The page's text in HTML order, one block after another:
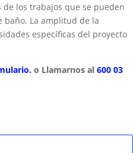
de los trabajos que se pueden
La amplitud de la
específicas del proyecto
o Llamarnos al 600 03